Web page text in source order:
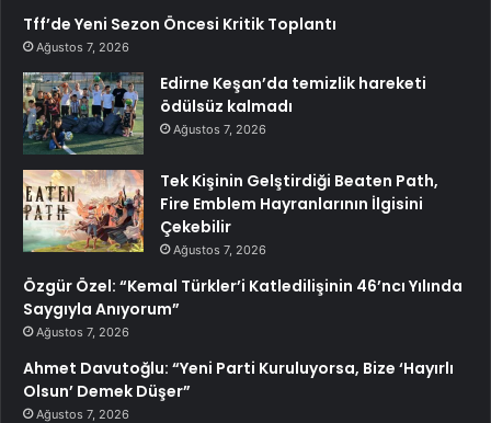
Tff’de Yeni Sezon Öncesi Kritik Toplantı
Ağustos 7, 2026
Edirne Keşan’da temizlik hareketi
ödülsüz kalmadı
Ağustos 7, 2026
Tek Kişinin Gelştirdiği Beaten Path,
Fire Emblem Hayranlarının İlgisini
Çekebilir
Ağustos 7, 2026
Özgür Özel: “Kemal Türkler’i Katledilişinin 46’ncı Yılında
Saygıyla Anıyorum”
Ağustos 7, 2026
Ahmet Davutoğlu: “Yeni Parti Kuruluyorsa, Bize ‘Hayırlı
Olsun’ Demek Düşer”
Ağustos 7, 2026